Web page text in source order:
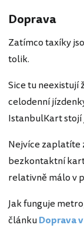
Doprava
Zatímco taxíky
tolik.
Sice tu neexistují
celodenní
IstanbulKart stojí
Nejvíce
bezkontaktní
relativně málo v
Jak funguje
článkuDoprava